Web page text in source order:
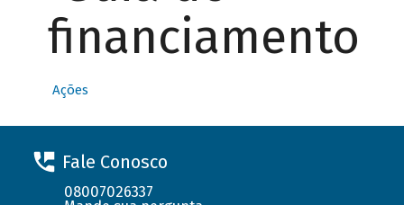
financiamento
Ações
Fale Conosco
08007026337